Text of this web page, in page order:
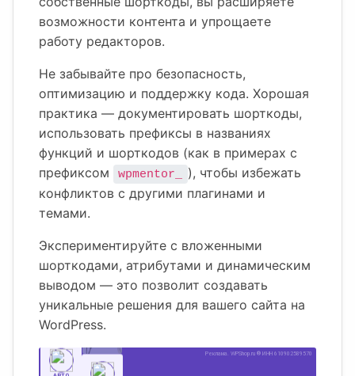
возможности контента и упрощаете
работу редакторов.
Не забывайте про безопасность,
оптимизацию и поддержку кода. Хорошая
практика — документировать шорткоды,
использовать префиксы в названиях
функций и шорткодов (как в примерах с
префиксом
wpmentor_
), чтобы избежать
конфликтов с другими плагинами и
темами.
Экспериментируйте с вложенными
шорткодами, атрибутами и динамическим
выводом — это позволит создавать
уникальные решения для вашего сайта на
WordPress.